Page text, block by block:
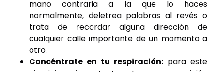
mano contraria a la que lo haces
normalmente, deletrea palabras al revés o
trata de recordar alguna dirección de
cualquier calle importante de un momento a
otro.
Concéntrate en tu respiración: para este